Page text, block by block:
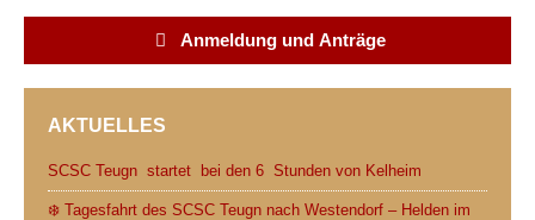
k
p
Anmeldung und Anträge
AKTUELLES
SCSC Teugn startet bei den 6 Stunden von Kelheim
❄️ Tagesfahrt des SCSC Teugn nach Westendorf – Helden im